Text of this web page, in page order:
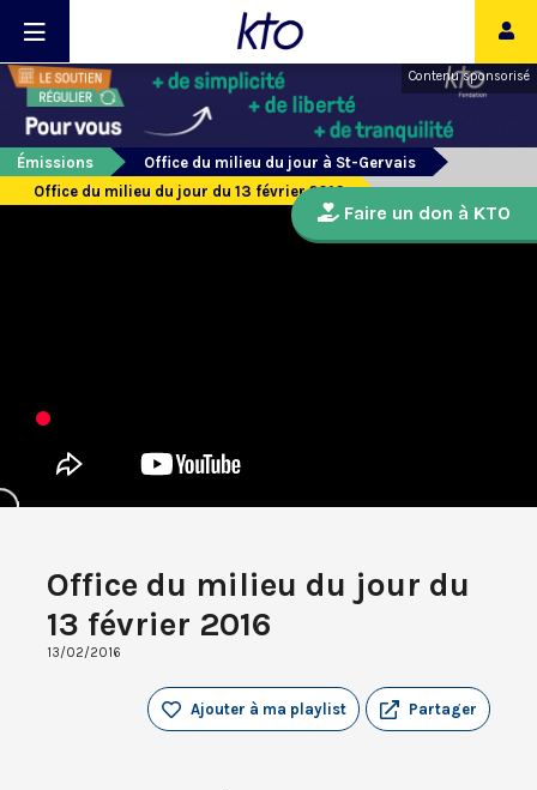
Contenu sponsorisé
Émissions
Office du milieu du jour à St-Gervais
Office du milieu du jour du 13 février 2016
Office du milieu du jour du
13 février 2016
13/02/2016
Partager
Ajouter à ma playlist
Faire un don à KTO